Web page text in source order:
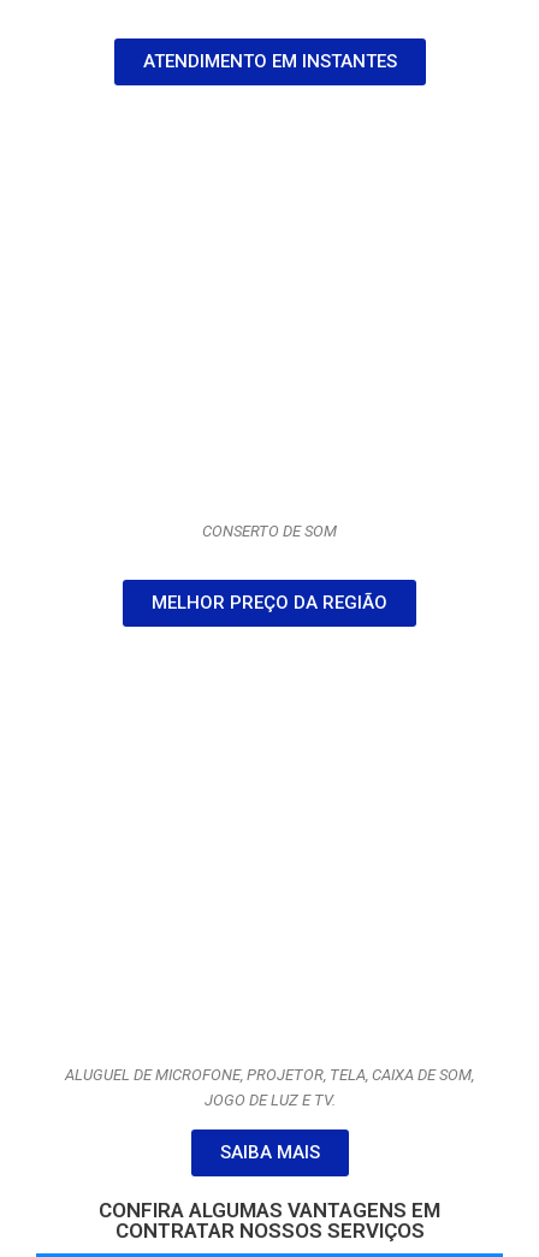
ATENDIMENTO EM INSTANTES
CONSERTO DE SOM
MELHOR PREÇO DA REGIÃO
ALUGUEL DE MICROFONE, PROJETOR, TELA, CAIXA DE SOM,
JOGO DE LUZ E TV.
SAIBA MAIS
CONFIRA ALGUMAS VANTAGENS EM
CONTRATAR NOSSOS SERVIÇOS